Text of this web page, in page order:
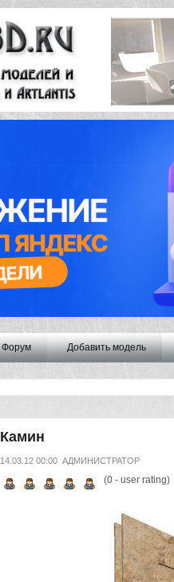
Форум Добавить модель
Камин
14.03.12 00:00 АДМИНИСТРАТОР
(0- user rating)